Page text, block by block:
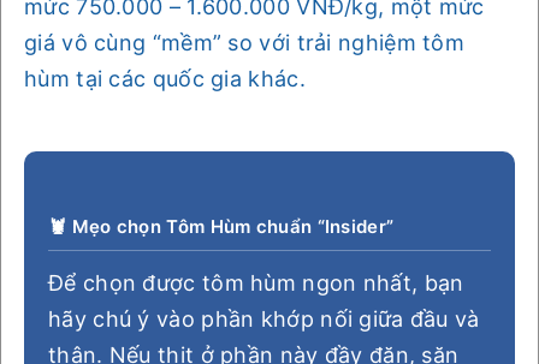
mức 750.000 – 1.600.000 VNĐ/kg, một mức
giá vô cùng “mềm” so với trải nghiệm tôm
hùm tại các quốc gia khác.
🦞 Mẹo chọn Tôm Hùm chuẩn “Insider”
Để chọn được tôm hùm ngon nhất, bạn
hãy chú ý vào phần khớp nối giữa đầu và
thân. Nếu thịt ở phần này đầy đặn, săn